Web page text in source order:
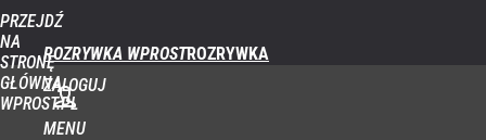
PRZEJDŹ
NA
STRONĘ
GŁÓWNĄ
WPROST.PL
ROZRYWKA WPROST
ZALOGUJ
MENU